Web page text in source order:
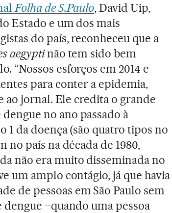
Folha de S.Paulo, David Uip,
Estado e um dos mais
do país, reconheceu que a
aegyptinão tem sido bem
“Nossos esforços em 2014 e
para conter a epidemia,
ao jornal. Ele credita o grande
no ano passado à
1 da doença (são quatro tipos no
no país na década de 1980,
não era muito disseminada no
um amplo contágio, já que havia
de pessoas em São Paulo sem
–quando uma pessoa